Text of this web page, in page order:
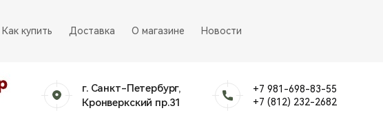
Как купить Доставка О магазине Новости
г. Санкт-Петербург,
Кронверкский пр.31
+7 981-698-83-55
+7 (812) 232-2682